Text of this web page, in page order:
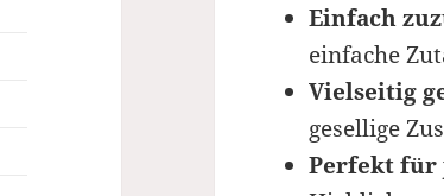
Einfach
einfache
Vielseitig
gesellige
Perfekt für